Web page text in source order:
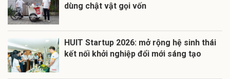
dùng chật vật gọi vốn
HUIT Startup 2026: mở rộng hệ sinh thái
kết nối khởi nghiệp đổi mới sáng tạo